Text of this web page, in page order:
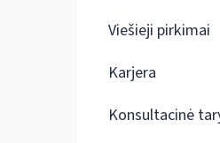
Viešieji pirkimai
Karjera
Konsultacinė